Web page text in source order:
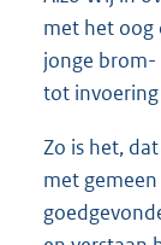
met het oog
jonge brom-
tot
Zo is het,
met